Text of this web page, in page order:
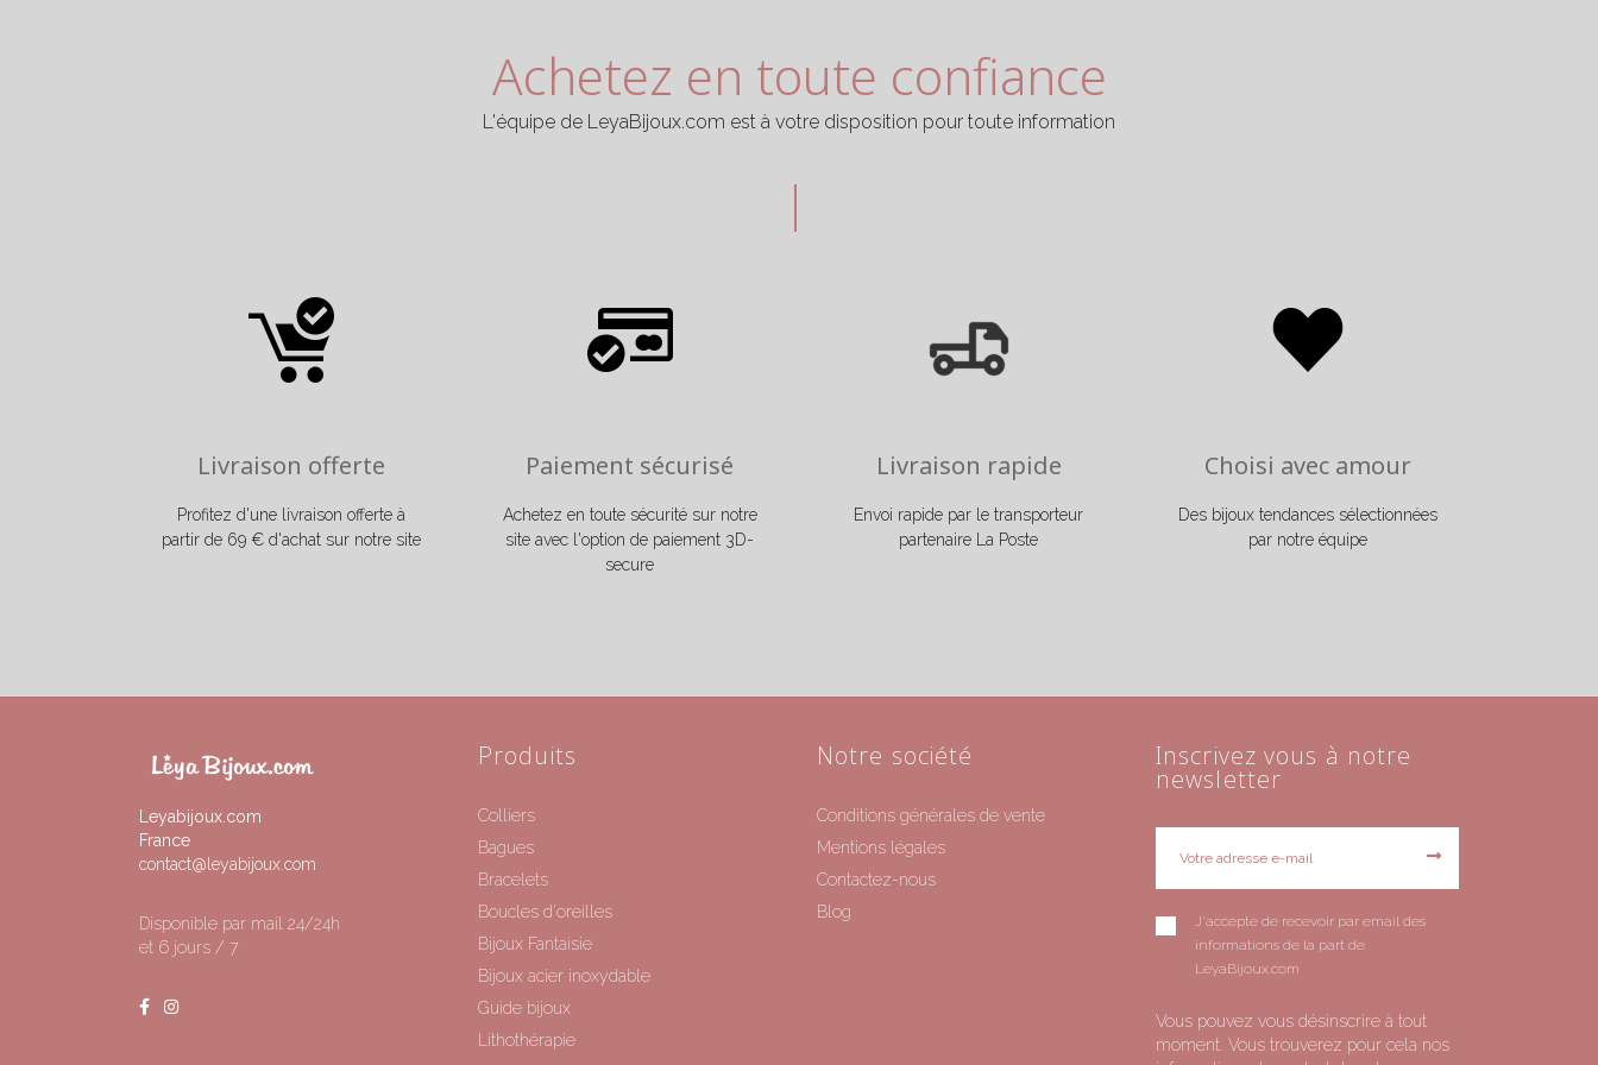
Achetez en toute confiance
L'équipe de LeyaBijoux.com est à votre disposition pour toute information
Livraison offerte
Profitez d'une livraison offerte à
partir de 69 € d'achat sur notre site
Paiement sécurisé
Achetez en toute sécurité sur notre
site avec l'option de paiement 3D-
secure
Livraison rapide
Envoi rapide par le transporteur
partenaire La Poste
Choisi avec amour
Des bijoux tendances sélectionnées
par notre équipe
Leyabijoux.com
France
contact@leyabijoux.com
Disponible par mail 24/24h
et 6 jours / 7
Produits
Colliers
Bagues
Bracelets
Boucles d'oreilles
Bijoux Fantaisie
Bijoux acier inoxydable
Guide bijoux
Lithothérapie
Notre société
Conditions générales de vente
Mentions légales
Contactez-nous
Blog
Inscrivez vous à notre
newsletter
J'accepte de recevoir par email des
informations de la part de
LeyaBijoux.com
Vous pouvez vous désinscrire à tout
moment. Vous trouverez pour cela nos